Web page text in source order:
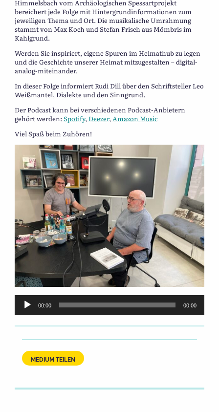
Himmelsbach vom Archäologischen Spessartprojekt
bereichert jede Folge mit Hintergrundinformationen zum
jeweiligen Thema und Ort. Die musikalische Umrahmung
stammt von Max Koch und Stefan Frisch aus Mömbris im
Kahlgrund.
Werden Sie inspiriert, eigene Spuren im Heimathub zu legen
und die Geschichte unserer Heimat mitzugestalten – digital-
analog-miteinander.
In dieser Folge informiert Rudi Dill über den Schriftsteller Leo
Weißmantel, Dialekte und den Sinngrund.
Der Podcast kann bei verschiedenen Podcast-Anbietern
gehört werden: Spotify,Deezer,Amazon Music
Viel Spaß beim Zuhören!
Audio-
Player
00:00 00:00
MEDIUM TEILEN